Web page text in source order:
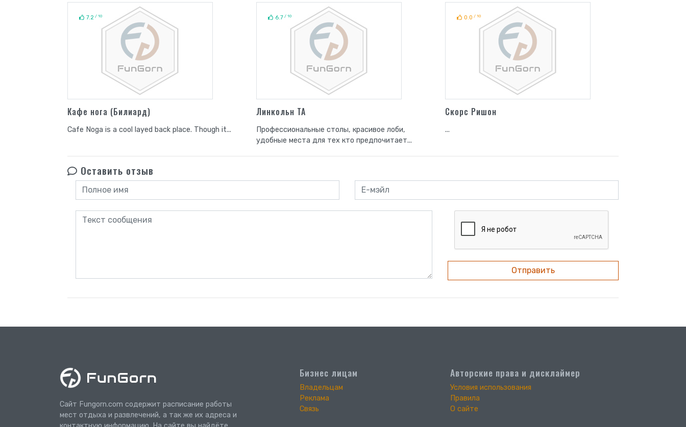
7.2 / 10
Кафе нога (Билиард)
Cafe Noga is a cool layed back place. Though it...
6.7/ 10
Линкольн ТА
Профессиональные столы, красивое лоби,
удобные места для тех кто предпочитает...
0.0 / 10
Скорс Ришон
...
Оставить отзыв
Отправить
Сайт Fungorn.com содержит расписание работы
мест отдыха и развлечений, а так же их адреса и
Бизнес лицам
Владельцам
Реклама
Связь
Авторские права и дисклаймер
Условия использования
Правила
О сайте